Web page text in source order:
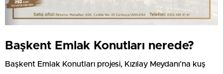
Başkent Emlak Konutları nerede?
Başkent Emlak Konutları projesi, Kızılay Meydanı’na kuş